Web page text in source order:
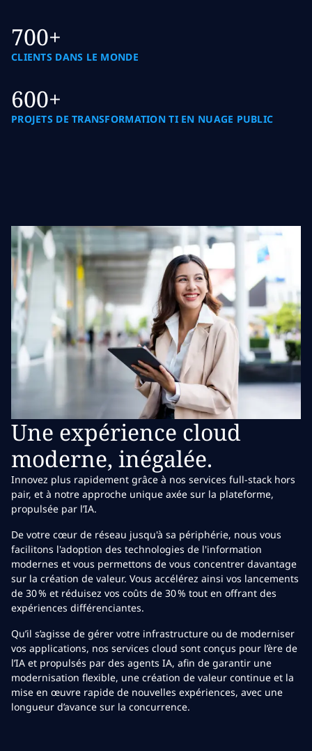
700+
CLIENTS DANS LE MONDE
600+
PROJETS DE TRANSFORMATION TI EN NUAGE PUBLIC
Une expérience cloud
moderne, inégalée.
Innovez plus rapidement grâce à nos services full-stack hors
pair, et à notre approche unique axée sur la plateforme,
propulsée par l’IA.
De votre cœur de réseau jusqu'à sa périphérie, nous vous
facilitons l'adoption des technologies de l'information
modernes et vous permettons de vous concentrer davantage
sur la création de valeur. Vous accélérez ainsi vos lancements
de 30 % et réduisez vos coûts de 30 % tout en offrant des
expériences différenciantes.
Qu’il s’agisse de gérer votre infrastructure ou de moderniser
vos applications, nos services cloud sont conçus pour l’ère de
l’IA et propulsés par des agents IA, afin de garantir une
modernisation flexible, une création de valeur continue et la
mise en œuvre rapide de nouvelles expériences, avec une
longueur d’avance sur la concurrence.